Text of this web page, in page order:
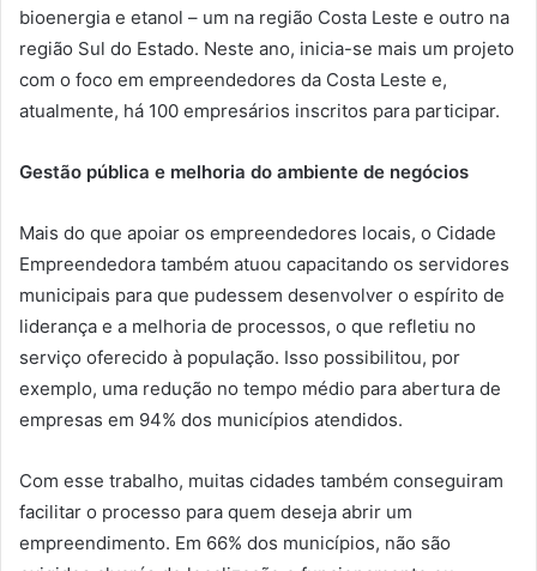
bioenergia e etanol – um na região Costa Leste e outro na
região Sul do Estado. Neste ano, inicia-se mais um projeto
com o foco em empreendedores da Costa Leste e,
atualmente, há 100 empresários inscritos para participar.
Gestão pública e melhoria do ambiente de negócios
Mais do que apoiar os empreendedores locais, o Cidade
Empreendedora também atuou capacitando os servidores
municipais para que pudessem desenvolver o espírito de
liderança e a melhoria de processos, o que refletiu no
serviço oferecido à população. Isso possibilitou, por
exemplo, uma redução no tempo médio para abertura de
empresas em 94% dos municípios atendidos.
Com esse trabalho, muitas cidades também conseguiram
facilitar o processo para quem deseja abrir um
empreendimento. Em 66% dos municípios, não são